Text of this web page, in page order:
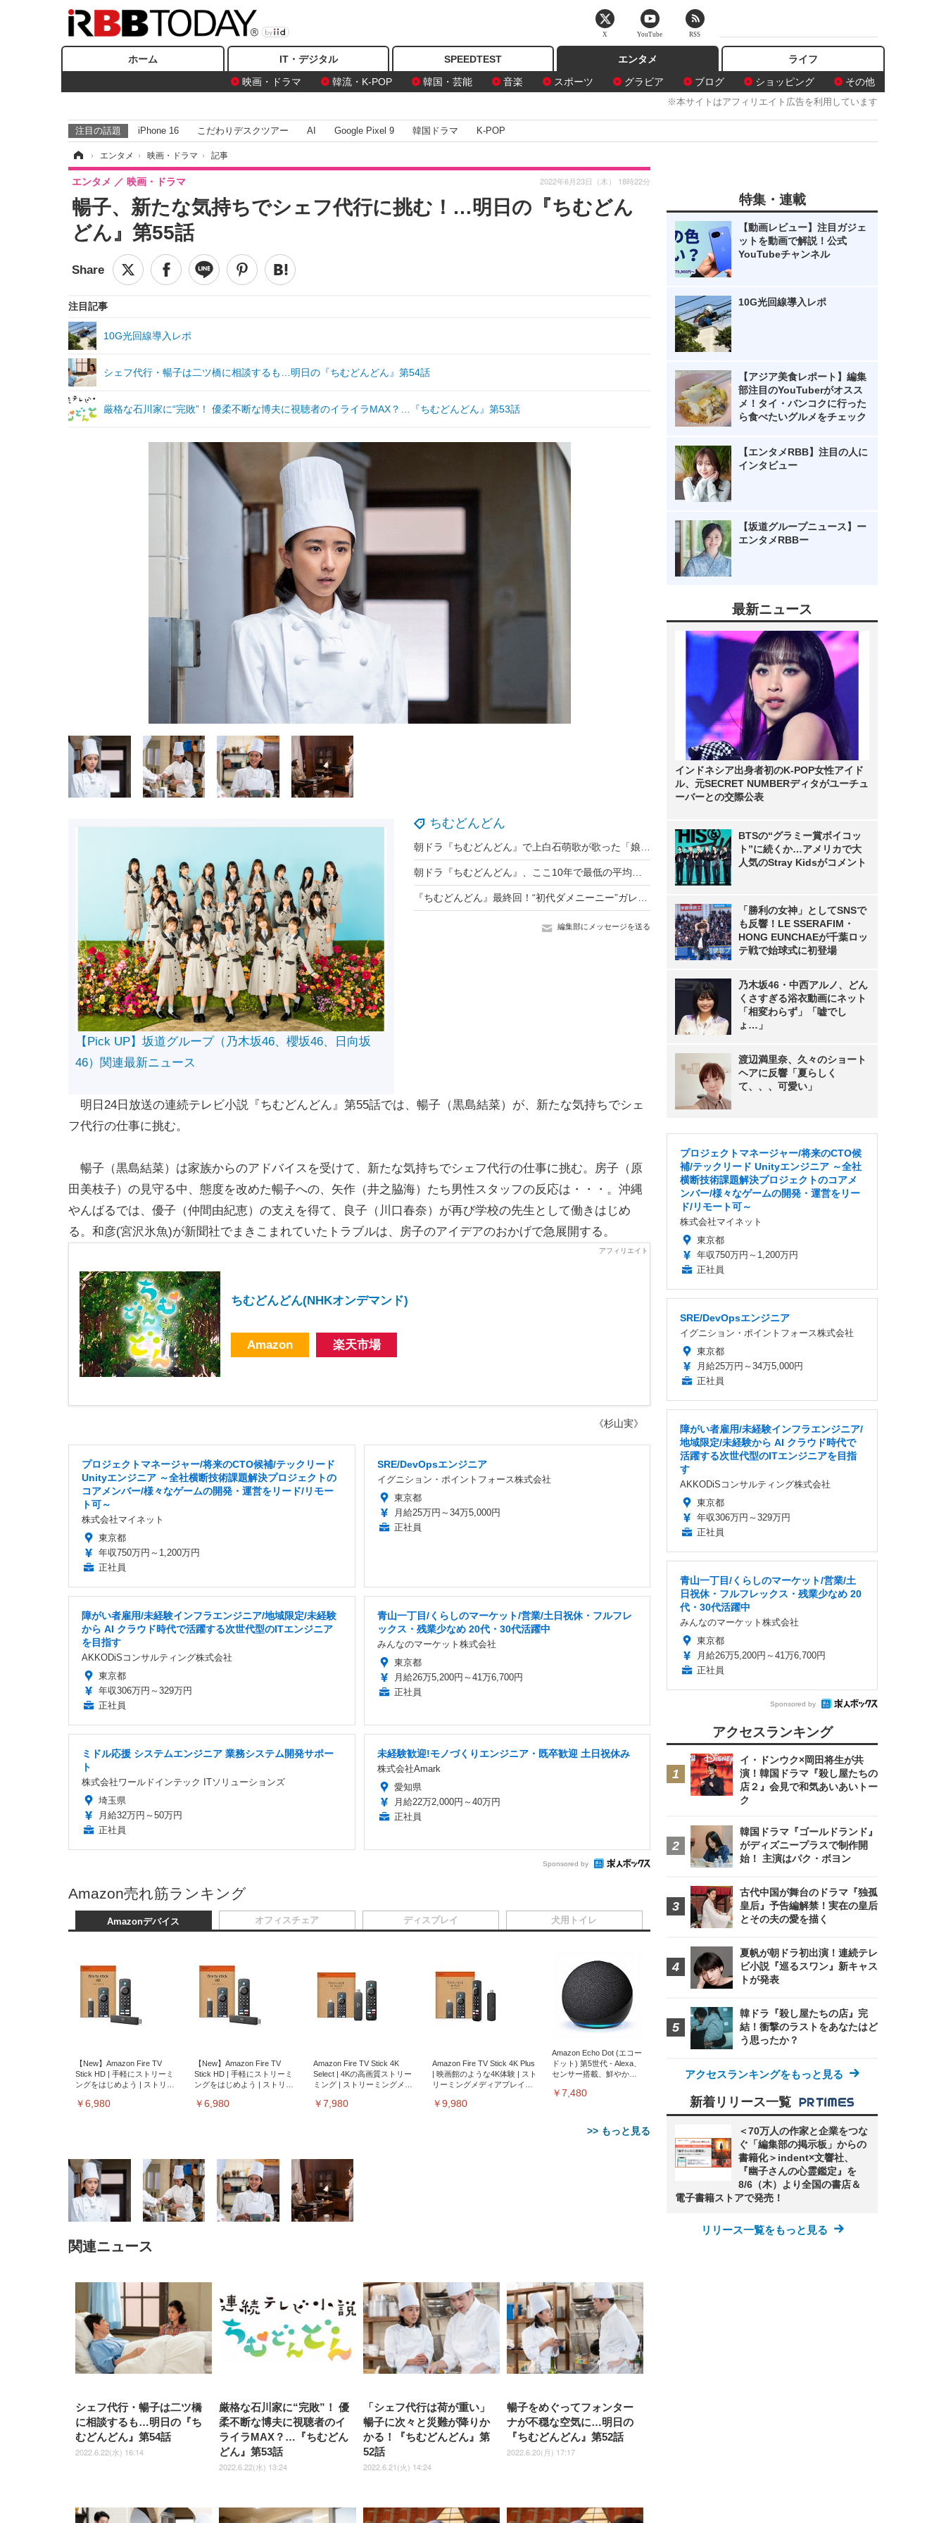
ホーム IT・デジタル SPEEDTEST
エンタメ
映画・ドラマ
韓流・K-POP 韓国・芸能 音楽 スポーツ グラビア ブログ ショッピング その他
ライフ
※本サイトはアフィリエイト広告を利用しています
注目の話題 iPhone 16 こだわりデスクツアー AI Google Pixel 9 韓国ドラマ K-POP
› エンタメ › 映画・ドラマ › 記事
暢子、新たな気持ちでシェフ代行に挑む！…明日の『ちむどん
どん』第55話
エンタメ 映画・ドラマ 2022年6月23日（木） 18時22分
注目記事
10G光回線導入レポ
シェフ代行・暢子は二ツ橋に相談するも…明日の『ちむどんどん』第54話
厳格な石川家に“完敗”！ 優柔不断な博夫に視聴者のイライラMAX？…『ちむどんどん』第53話
ちむどんどん
編集部にメッセージを送る
【Pick UP】坂道グループ（乃木坂46、櫻坂46、日向坂
46）関連最新ニュース
明日24日放送の連続テレビ小説『ちむどんどん』第55話では、暢子（黒島結菜）が、新たな気持ちでシェ
フ代行の仕事に挑む。
暢子（黒島結菜）は家族からのアドバイスを受けて、新たな気持ちでシェフ代行の仕事に挑む。房子（原
田美枝子）の見守る中、態度を改めた暢子への、矢作（井之脇海）たち男性スタッフの反応は・・・。沖縄
やんばるでは、優子（仲間由紀恵）の支えを得て、良子（川口春奈）が再び学校の先生として働きはじめ
る。和彦(宮沢氷魚)が新聞社でまきこまれていたトラブルは、房子のアイデアのおかげで急展開する。
ちむどんどん(NHKオンデマンド)
Amazon 楽天市場
《杉山実》
プロジェクトマネージャー/将来のCTO候補/テックリード
Unityエンジニア ～全社横断技術課題解決プロジェクトの
コアメンバー/様々なゲームの開発・運営をリード/リモー
ト可～
株式会社マイネット
東京都
年収750万円～1,200万円
正社員
SRE/DevOpsエンジニア
イグニション・ポイントフォース株式会社
東京都
月給25万円～34万5,000円
正社員
障がい者雇用/未経験インフラエンジニア/地域限定/未経験
から AI クラウド時代で活躍する次世代型のITエンジニア
を目指す
AKKODiSコンサルティング株式会社
東京都
年収306万円～329万円
正社員
青山一丁目/くらしのマーケット/営業/土日祝休・フルフレ
ックス・残業少なめ 20代・30代活躍中
みんなのマーケット株式会社
東京都
月給26万5,200円～41万6,700円
正社員
ミドル応援 システムエンジニア 業務システム開発サポー
ト
株式会社ワールドインテック ITソリューションズ
埼玉県
月給32万円～50万円
正社員
未経験歓迎!モノづくりエンジニア・既卒歓迎 土日祝休み
株式会社Amark
愛知県
月給22万2,000円～40万円
正社員
Sponsored by
Amazon売れ筋ランキング
Amazonデバイス
【New】Amazon Fire TV
Stick HD | 手軽にストリーミ
ングをはじめよう | ストリー
￥6,980
【New】Amazon Fire TV
Stick HD | 手軽にストリーミ
ングをはじめよう | ストリー
￥6,980
Amazon Fire TV Stick 4K
Select | 4Kの高画質ストリー
ミング | ストリーミングメデ
￥7,980
Amazon Fire TV Stick 4K Plus
| 映画館のような4K体験 | スト
リーミングメディアプレイヤ
￥9,980
Amazon Echo Dot (エコー
ドット) 第5世代 - Alexa、
センサー搭載、鮮やかな
￥7,480
>> もっと見る
オフィスチェア
子 テレワーク 疲れない 跳ね
上げ式アームレスト コンパク
ト 約105度ロッキング pc 事務
椅子 360度回転 座面昇降 強化
ナイロン樹脂ベース 通気性メ
ッシュ 在宅ワーク H-
WY01(黒網+黒枠+黒足)
￥5,699
／デスクチェア メッシュチェ
￥27,999
チェア 疲れない テレワーク
チェア 強化バックレスト 30
度ロッキング機能 人間工学 椅
子 腰サポート 90度跳ね上げ
式アームレスト 3Dヘッドレス
ト ハンガー付き 高反発クッシ
ョン PCチェア 通気性メッシ
ュ ゲーミング/勉強/事務用 お
しゃれ パソコンチェア (ブラ
￥7,680
チェア 疲れない テレワーク
チェア 強化バックレスト 30度
ロッキング機能 人間工学 椅子
腰サポート 90度跳ね上げ式ア
ームレスト 3Dヘッドレスト
ハンガー付き 高反発クッショ
ン PCチェア 通気性メッシュ
ゲーミング/勉強/事務用 おし
ゃれ パソコンチェア (ホワイ
ト)
￥7,680
ッシュ 通気性 ランバーサ
ポート付き 腰サポート ガ
ス圧無段階昇降 360度回
転 キャスター付き コンパ
クト 幅52×奥行58.5×高さ
84～96cm テレワーク 在
宅勤務 ブラック
￥4,139
ディスプレイ
EV3240X-WT | 31.5型4K
UHD・USB Type-C・ホワイ
￥105,595
EV2740X-WT | 27.0型4K
UHD・USB Type-C・ホワイ
￥109,572
ク付き（CFI-ZDM1J）
￥49,979
ニター フル
HD（1920×1080）VA 非光
沢 HDMI/DisplayPort/VGA
スピーカー内蔵 高さ調整 ス
イベル VESA対応
ComfortView ビジネス向け
￥15,800
Gaming Monitor 24” Essential ゲ
ーミングモニター QD 24.5インチ
1ms FHD 量子ドット 残像低減 (3
年保証 | 輝点保証 | 日本メーカー)
￥34,980
犬用トイレ
ーツ 薄型 レギュラー 1回使い
捨て 無香料 ホワイト 300枚
￥3,373
ーツ 厚型 ワイド 42枚x2袋(84
￥3,234
ツ L 中型犬用 26枚入り 単品
￥1,800
ック) 【Amazon.co.jp限定】
Smart Basic アイリスオーヤマ
ペットシーツ 超厚型 お徳用
ワイド 100枚入 (x 1) (ケース
販売)
￥3,670
ュラー 200枚入
【Amazon.co.jp限定】
￥3,731
関連ニュース
シェフ代行・暢子は二ツ橋
に相談するも…明日の『ち
むどんどん』第54話
2022.6.22(水) 16:14
厳格な石川家に“完敗”！ 優
柔不断な博夫に視聴者のイ
ライラMAX？…『ちむどん
どん』第53話
2022.6.22(水) 13:24
「シェフ代行は荷が重い」
暢子に次々と災難が降りか
かる！『ちむどんどん』第
52話
2022.6.21(火) 14:24
暢子をめぐってフォンター
ナが不穏な空気に…明日の
『ちむどんどん』第52話
2022.6.20(月) 17:17
特集・連載
【動画レビュー】注目ガジェ
ットを動画で解説！公式
YouTubeチャンネル
10G光回線導入レポ
【アジア美食レポート】編集
部注目のYouTuberがオスス
メ！タイ・バンコクに行った
ら食べたいグルメをチェック
【エンタメRBB】注目の人に
インタビュー
【坂道グループニュース】ー
エンタメRBBー
最新ニュース
インドネシア出身者初のK-POP女性アイド
ル、元SECRET NUMBERディタがユーチュ
ーバーとの交際公表
BTSの“グラミー賞ボイコッ
ト”に続くか…アメリカで大
人気のStray Kidsがコメント
「勝利の女神」としてSNSで
も反響！LE SSERAFIM・
HONG EUNCHAEが千葉ロッ
テ戦で始球式に初登場
乃木坂46・中西アルノ、どん
くさすぎる浴衣動画にネット
「相変わらず」「嘘でし
ょ…」
渡辺満里奈、久々のショート
ヘアに反響「夏らしく
て、、、可愛い」
プロジェクトマネージャー/将来のCTO候
補/テックリード Unityエンジニア ～全社
横断技術課題解決プロジェクトのコアメ
ンバー/様々なゲームの開発・運営をリー
ド/リモート可～
株式会社マイネット
東京都
年収750万円～1,200万円
正社員
SRE/DevOpsエンジニア
イグニション・ポイントフォース株式会社
東京都
月給25万円～34万5,000円
正社員
障がい者雇用/未経験インフラエンジニア/
地域限定/未経験から AI クラウド時代で
活躍する次世代型のITエンジニアを目指
す
AKKODiSコンサルティング株式会社
東京都
年収306万円～329万円
正社員
青山一丁目/くらしのマーケット/営業/土
日祝休・フルフレックス・残業少なめ 20
代・30代活躍中
みんなのマーケット株式会社
東京都
月給26万5,200円～41万6,700円
正社員
Sponsored by
アクセスランキング
イ・ドンウク×岡田将生が共
演！韓国ドラマ『殺し屋たちの
店２』会見で和気あいあいトー
ク
韓国ドラマ『ゴールドランド』
がディズニープラスで制作開
始！ 主演はパク・ボヨン
古代中国が舞台のドラマ『独孤
皇后』予告編解禁！実在の皇后
とその夫の愛を描く
夏帆が朝ドラ初出演！連続テレ
ビ小説『巡るスワン』新キャス
トが発表
韓ドラ『殺し屋たちの店』完
結！衝撃のラストをあなたはど
う思ったか？
アクセスランキングをもっと見る
新着リリース一覧
＜70万人の作家と企業をつな
ぐ「編集部の掲示板」からの
書籍化＞indent×文響社、
『幽子さんの心霊鑑定』を
8/6（木）より全国の書店＆
電子書籍ストアで発売！
リリース一覧をもっと見る
X YouTube RSS